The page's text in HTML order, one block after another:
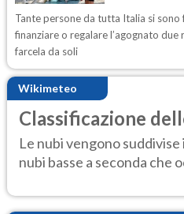
Tante persone da tutta Italia si
finanziare o regalare l’agognato
farcela da soli
Wikimeteo
Classificazione
Le nubi vengono
nubi basse a seconda che